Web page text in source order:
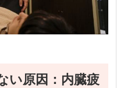
い原因：内臓疲